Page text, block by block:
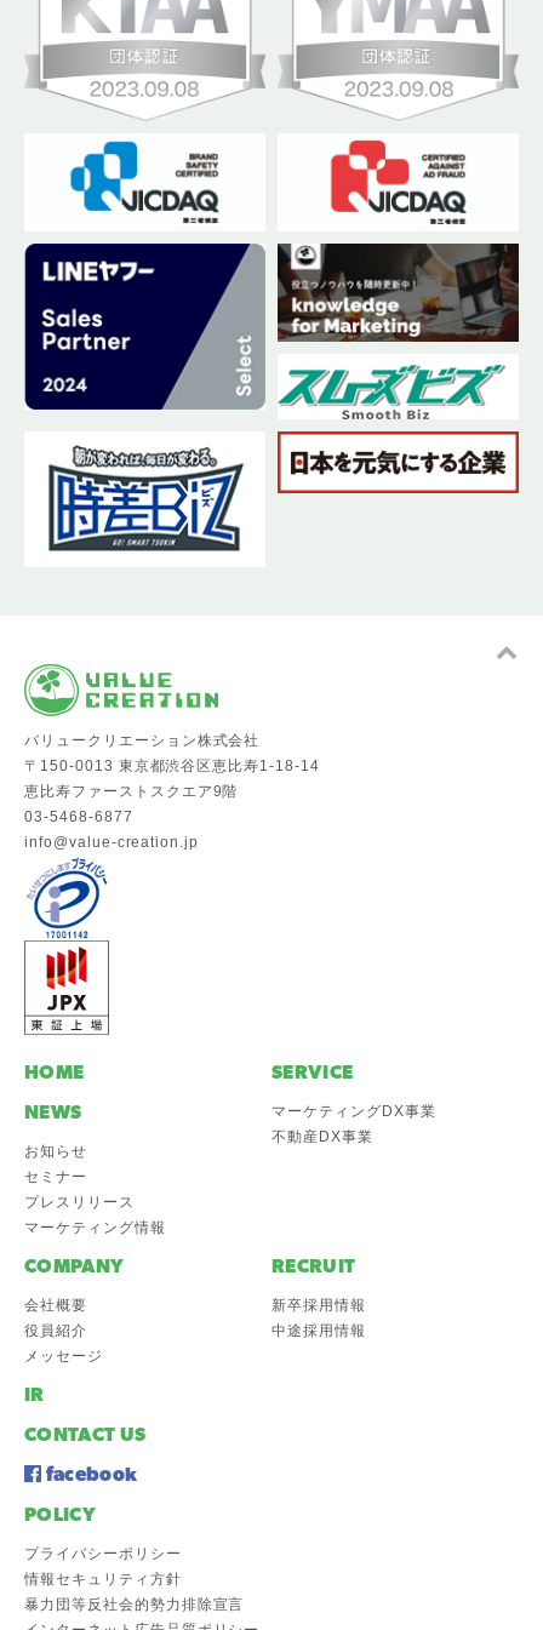
バリュークリエーション株式会社
〒150-0013 東京都渋谷区恵比寿1-18-14
恵比寿ファーストスクエア9階
03-5468-6877
info@value-creation.jp
HOME
NEWS
お知らせ
セミナー
プレスリリース
マーケティング情報
SERVICE
マーケティングDX事業
不動産DX事業
COMPANY
会社概要
役員紹介
メッセージ
RECRUIT
新卒採用情報
中途採用情報
IR
CONTACT US
facebook
POLICY
プライバシーポリシー
情報セキュリティ方針
暴力団等反社会的勢力排除宣言